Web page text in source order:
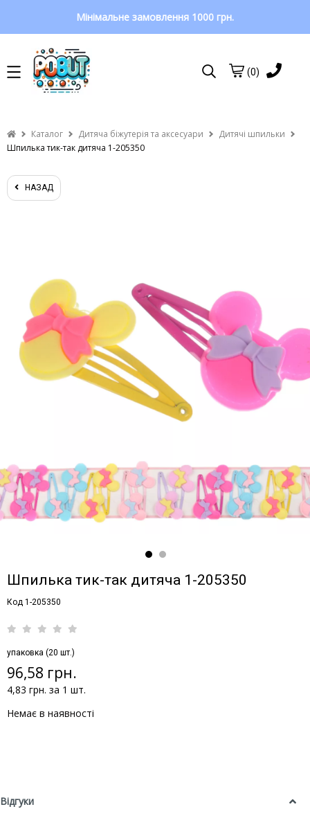
Мінімальне замовлення 1000 грн.
(0)
Каталог Дитяча біжутерія та аксесуари
Дитячі шпильки
Шпилька тик-так дитяча 1-205350
НАЗАД
Шпилька тик-так дитяча 1-205350
Код 1-205350
упаковка (20 шт.)
96,58 грн.
4,83 грн. за 1 шт.
Немає в наявності
Відгуки